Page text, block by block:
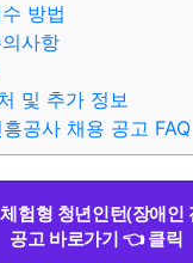
건강
교육 교통 생활
방법
사항
및 추가 정보
공사 채용 공고 FAQ
험형 청년인턴(장애인
공고 바로가기 👈 클릭